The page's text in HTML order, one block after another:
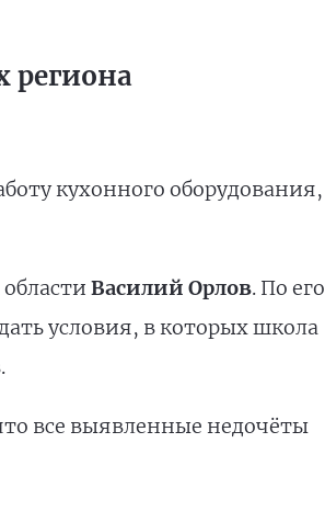
региона
кухонного оборудования,
Василий Орлов. По его
условия, в которых школа
все выявленные недочёты